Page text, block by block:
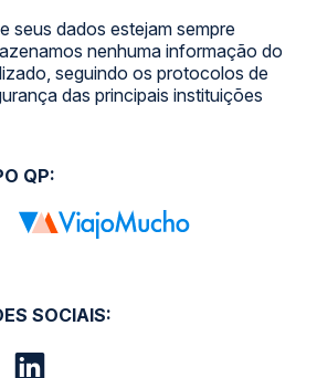
seus dados estejam sempre
nenhuma informação do
seguindo os protocolos de
das principais instituições
SOCIAIS:
QP: